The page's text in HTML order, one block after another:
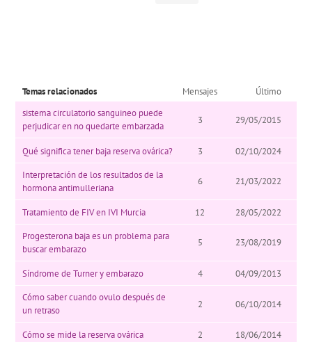
Temas relacionados Mensajes
Último
sistema circulatorio sanguineo puede
perjudicar en no quedarte embarzada
3 29/05/2015
Qué significa tener baja reserva ovárica? 3
02/10/2024
Interpretación de los resultados de la
hormona antimulleriana
6 21/03/2022
Tratamiento de FIV en IVI Murcia 12
28/05/2022
Progesterona baja es un problema para
buscar embarazo
5 23/08/2019
Síndrome de Turner y embarazo 4
04/09/2013
Cómo saber cuando ovulo después de
un retraso
2 06/10/2014
Cómo se mide la reserva ovárica 2 18/06/2014